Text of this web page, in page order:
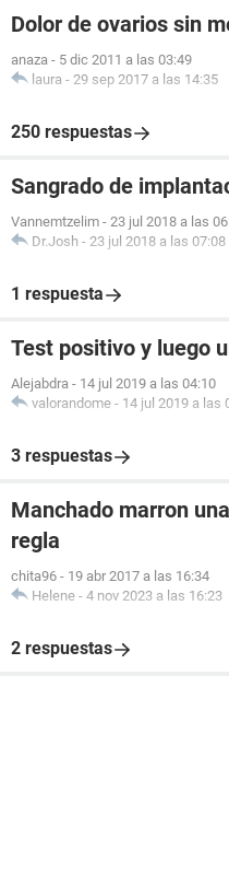
Dolor de ovarios sin
anaza - 5 dic 2011 a las 03:49
laura - 29 sep 2017 a las 14:35
250 respuestas
Sangrado de
Vannemtzelim - 23 jul 2018 a las
Dr.Josh - 23 jul 2018 a las 07:08
1 respuesta
Test positivo y luego
Alejabdra - 14 jul 2019 a las 04:10
valorandome - 14 jul 2019 a las
3 respuestas
Manchado marron
regla
chita96 - 19 abr 2017 a las 16:34
Helene - 4 nov 2023 a las 16:23
2 respuestas